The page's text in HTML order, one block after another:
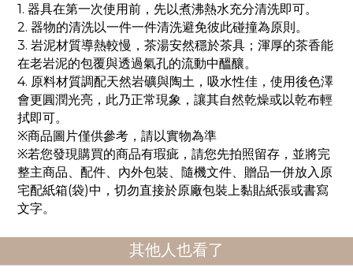
1. 器具在第一次使用前，先以煮沸熱水充分清洗即可。
2. 器物的清洗以一件一件清洗避免彼此碰撞為原則。
3. 岩泥材質導熱較慢，茶湯安然穩於茶具；渾厚的茶香能
在老岩泥的包覆與透過氣孔的流動中醞釀。
4. 原料材質調配天然岩礦與陶土，吸水性佳，使用後色澤
會更圓潤光亮，此乃正常現象，讓其自然乾燥或以乾布輕
拭即可。
※商品圖片僅供參考，請以實物為準
※若您發現購買的商品有瑕疵，請您先拍照留存，並將完
整主商品、配件、內外包裝、隨機文件、贈品一併放入原
宅配紙箱(袋)中，切勿直接於原廠包裝上黏貼紙張或書寫
文字。
其他人也看了